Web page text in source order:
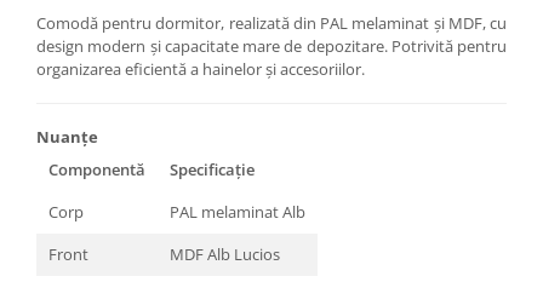
Comodă pentru dormitor, realizată din PAL melaminat și MDF, cu
design modern și capacitate mare de depozitare. Potrivită pentru
organizarea eficientă a hainelor și accesoriilor.
Nuanțe
Componentă
Specificație
Corp
PAL melaminat Alb
Front
MDF Alb Lucios